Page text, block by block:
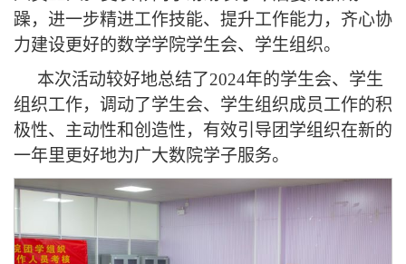
躁，进一步精进工作技能、提升工作能力，齐心协
力建设更好的数学学院学生会、学生组织。
本次活动较好地总结了2024年的学生会、学生
组织工作，调动了学生会、学生组织成员工作的积
极性、主动性和创造性，有效引导团学组织在新的
一年里更好地为广大数院学子服务。